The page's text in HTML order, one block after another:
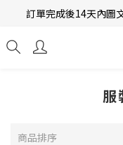
新會員招募
訂單完成後14天內圖
新會員招
服
商品排序